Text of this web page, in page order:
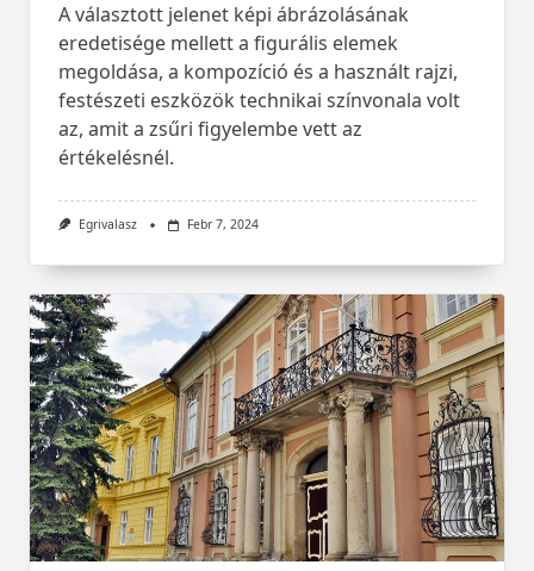
A választott jelenet képi ábrázolásának
eredetisége mellett a figurális elemek
megoldása, a kompozíció és a használt rajzi,
festészeti eszközök technikai színvonala volt
az, amit a zsűri figyelembe vett az
értékelésnél.
Egrivalasz Febr 7, 2024